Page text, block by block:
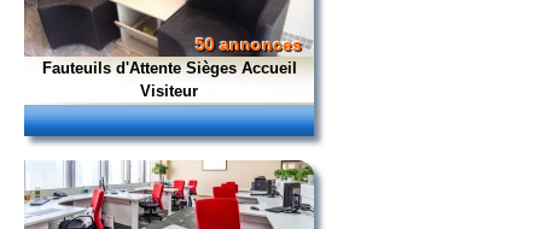
50 annonces
Fauteuils d'Attente Sièges Accueil
Visiteur